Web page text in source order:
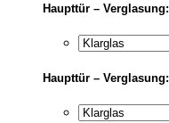
Haupttür – Verglasung:
Haupttür – Verglasung: